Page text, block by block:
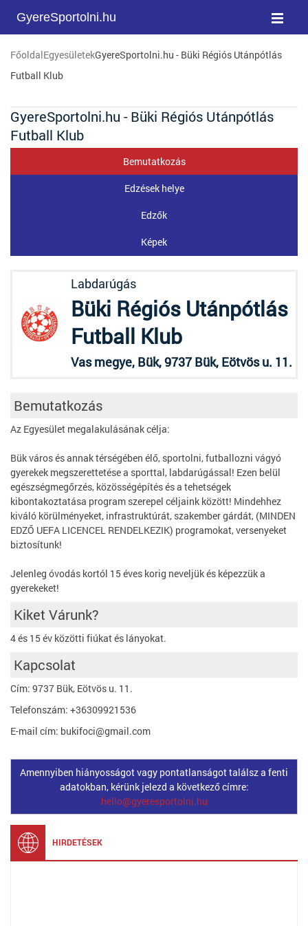
GyereSportolni.hu
FőoldalEgyesületekGyereSportolni.hu - Büki Régiós Utánpótlás
Futball Klub
GyereSportolni.hu - Büki Régiós Utánpótlás
Futball Klub
Bemutatkozás
Edzések helye
Edzők
Képek
Labdarúgás
Büki Régiós Utánpótlás
Futball Klub
Vas megye, Bük, 9737 Bük, Eötvös u. 11.
Bemutatkozás
Az Egyesület megalakulásának célja:
Bük város és annak térségében élő, sportolni, futballozni vágyó
gyerekek megszerettetése a sporttal, labdarúgással! Ezen belül
egészségmegőrzés, közösségépítés és a tehetségek
kibontakoztatása program szerepel céljaink között! Mindehhez
kiváló körülményeket, infrastruktúrát, szakember gárdát, (MINDEN
EDZŐ UEFA LICENCEL RENDELKEZIK) programokat, versenyeket
biztosítunk!
Jelenleg óvodás kortól 15 éves korig neveljük és képezzük a
gyerekeket!
Kiket Várunk?
4 és 15 év közötti fiúkat és lányokat.
Kapcsolat
Cím: 9737 Bük, Eötvös u. 11.
Telefonszám: +36309921536
E-mail cím: bukifoci@gmail.com
Amennyiben hiányosságot vagy pontatlanságot találsz a fenti
adatokban, kérünk jelezd a következő címre:
hello@gyeresportolni.hu
HIRDETÉSEK